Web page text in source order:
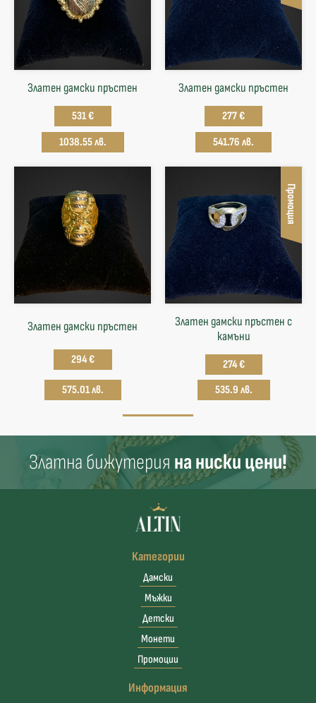
Златен дамски пръстен
531 €
1038.55 лв.
Златен дамски пръстен
277 €
541.76 лв.
Златен дамски пръстен
294 €
575.01 лв.
Промоция
Златен дамски пръстен с
камъни
274 €
535.9 лв.
Златна бижутерия на ниски цени!
Категории
Дамски
Мъжки
Детски
Монети
Промоции
Информация